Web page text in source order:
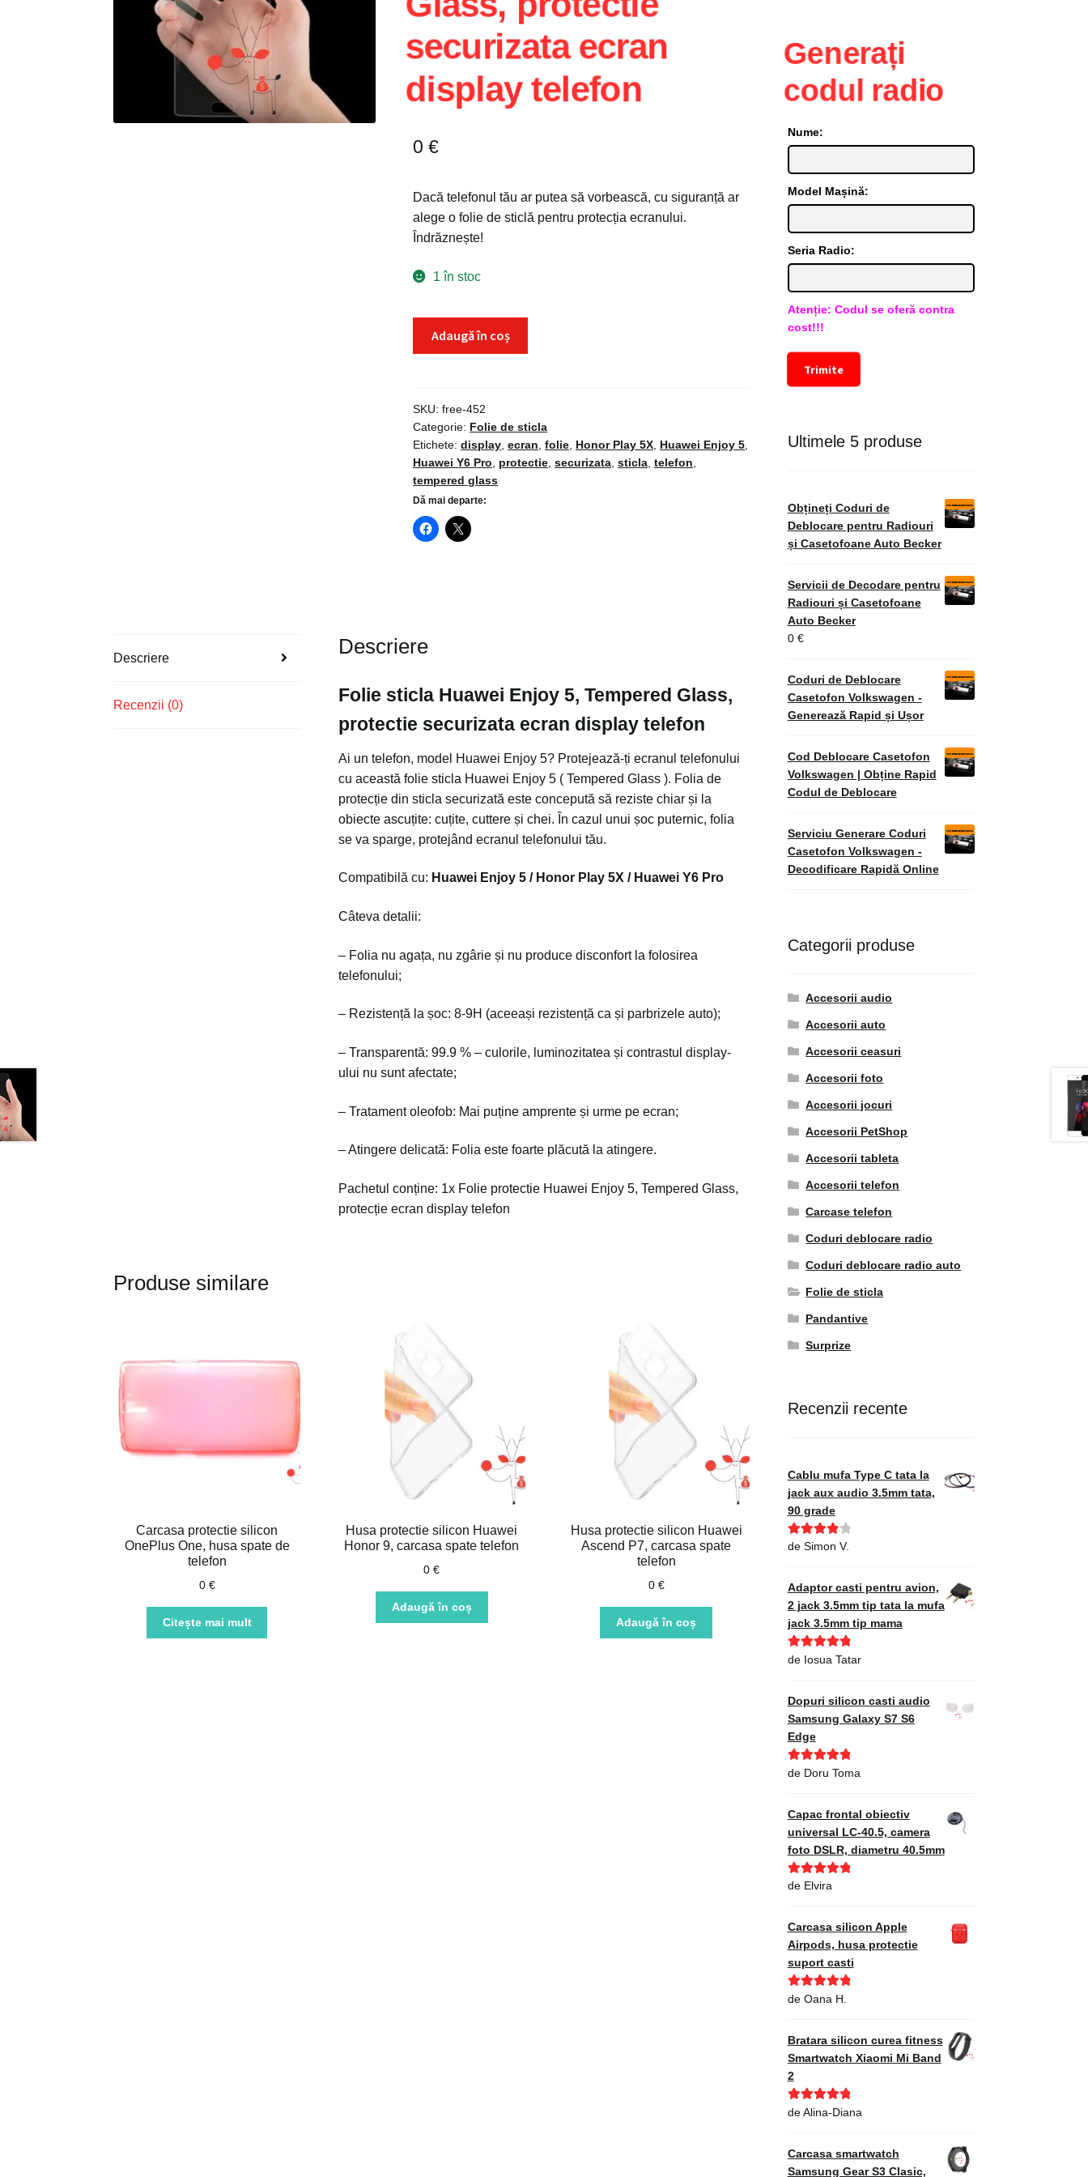
securizata ecran
display telefon
0€
Dacă telefonul tău ar putea să vorbească, cu siguranță ar
alege o folie de sticlă pentru protecția ecranului.
Îndrăznește!
1 în stoc
Enjoy
5,
Tempered
Glass,
protectie
securizata
ecran
Adaugă în coș
SKU:free-452
Categorie: Folie de sticla
Etichete:display ,ecran ,folie Honor Play 5X Huawei Enjoy 5
Huawei Y6 Pro
protectie ,securizata ,sticla ,telefon
tempered glass
Dă mai departe:
Descriere
Recenzii (0)
Descriere
Folie sticla Huawei Enjoy 5, Tempered Glass,
protectie securizata ecran display telefon
Ai un telefon, model Huawei Enjoy 5? Protejează-ți ecranul telefonului
cu această folie sticla Huawei Enjoy 5 ( Tempered Glass ). Folia de
protecție din sticla securizată este concepută să reziste chiar și la
obiecte ascuțite: cuțite, cuttere și chei. În cazul unui șoc puternic, folia
se va sparge, protejând ecranul telefonului tău.
Compatibilă cu: Huawei Enjoy 5 / Honor Play 5X / Huawei Y6 Pro
Câteva detalii:
– Folia nu agața, nu zgârie și nu produce disconfort la folosirea
telefonului;
– Rezistență la șoc: 8-9H (aceeași rezistență ca și parbrizele auto);
– Transparentă: 99.9 % – culorile, luminozitatea și contrastul display-
ului nu sunt afectate;
– Tratament oleofob: Mai puține amprente și urme pe ecran;
– Atingere delicată: Folia este foarte plăcută la atingere.
Pachetul conține: 1x Folie protectie Huawei Enjoy 5, Tempered Glass,
protecție ecran display telefon
Produse similare
Carcasa protectie silicon
OnePlus One, husa spate de
telefon
0 €
Citește mai mult
Husa protectie silicon Huawei
Honor 9, carcasa spate telefon
0€
Adaugă în coș
Husa protectie silicon Huawei
Ascend P7, carcasa spate
telefon
0 €
Adaugă în coș
Generați
codul radio
Nume:
Model Mașină:
Seria Radio:
Atenție: Codul se oferă contra
cost!!!
Trimite
Ultimele 5 produse
Obțineți Coduri de
Deblocare pentru Radiouri
și Casetofoane Auto Becker
Servicii de Decodare pentru
Radiouri și Casetofoane
Auto Becker
0 €
Coduri de Deblocare
Casetofon Volkswagen -
Generează Rapid și Ușor
Cod Deblocare Casetofon
Volkswagen | Obține Rapid
Codul de Deblocare
Serviciu Generare Coduri
Casetofon Volkswagen -
Decodificare Rapidă Online
Categorii produse
Accesorii audio
Accesorii auto
Accesorii ceasuri
Accesorii foto
Accesorii jocuri
Accesorii PetShop
Accesorii tableta
Accesorii telefon
Carcase telefon
Coduri deblocare radio
Coduri deblocare radio auto
Folie de sticla
Pandantive
Surprize
Recenzii recente
Cablu mufa Type C tata la
jack aux audio 3.5mm tata,
90 grade
Evaluat la
de Simon V.
Adaptor casti pentru avion,
2 jack 3.5mm tip tata la mufa
jack 3.5mm tip mama
Evaluat la5
de Iosua Tatar
Dopuri silicon casti audio
Samsung Galaxy S7 S6
Edge
Evaluat la5
de Doru Toma
Capac frontal obiectiv
universal LC-40.5, camera
foto DSLR, diametru 40.5mm
Evaluat la
de Elvira
Carcasa silicon Apple
Airpods, husa protectie
suport casti
Evaluat la5
de Oana H.
Bratara silicon curea fitness
Smartwatch Xiaomi Mi Band
2
Evaluat la5
de Alina-Diana
Carcasa smartwatch
Samsung Gear S3 Clasic,